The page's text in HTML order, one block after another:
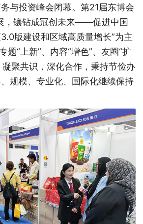
与投资峰会闭幕。第21届东博会
，镶钻成冠创未来——促进中国
版建设和区域高质量增长”为主
题“上新”、内容“增色”、友圈“扩
凝聚共识，深化合作，秉持节俭办
规模、专业化、国际化继续保持